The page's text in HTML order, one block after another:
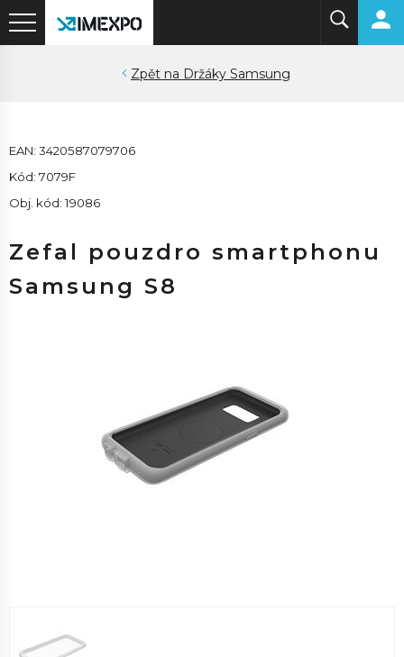
Držáky Samsung
EAN: 3420587079706
Kód: 7079F
Obj. kód: 19086
Zefal pouzdro smartphonu
Samsung S8